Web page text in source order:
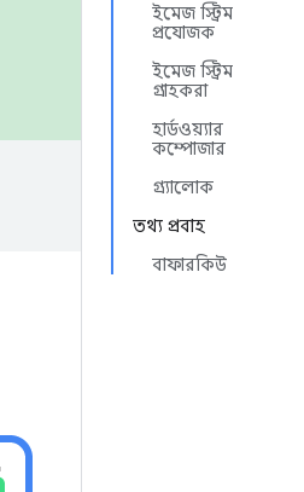
ইমেজ স্ট্রিম
প্রযোজক
ইমেজ স্ট্রিম
গ্রাহকরা
হার্ডওয়্যার
কম্পোজার
গ্র্যালোক
তথ্য প্রবাহ
বাফারকিউ